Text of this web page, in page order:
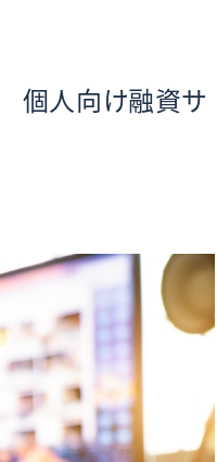
個人向け融資サ